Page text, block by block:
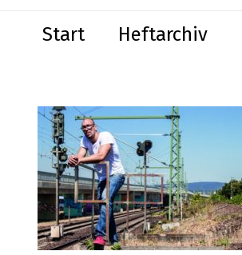
Start Heftarchiv